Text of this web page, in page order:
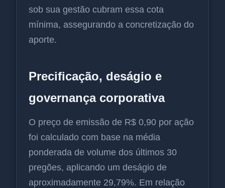
sob sua gestão cubram essa cota
mínima, assegurando a concretização do
aporte.
Precificação, deságio e
governança corporativa
O preço de emissão de R$ 0,90 por ação
foi calculado com base na média
ponderada de volume dos últimos 30
pregões, aplicando um deságio de
aproximadamente 29,79%. Em relação